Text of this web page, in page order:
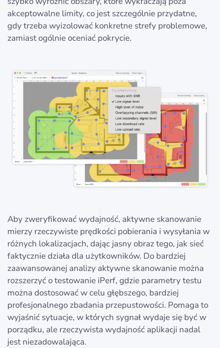
akceptowalne limity, co jest szczególnie przydatne,
gdy trzeba wyizolować konkretne strefy problemowe,
zamiast ogólnie oceniać pokrycie.
Aby zweryfikować wydajność, aktywne skanowanie
mierzy rzeczywiste prędkości pobierania i wysyłania w
różnych lokalizacjach, dając jasny obraz tego, jak sieć
faktycznie działa dla użytkowników. Do bardziej
zaawansowanej analizy aktywne skanowanie można
rozszerzyć o testowanie iPerf, gdzie parametry testu
można dostosować w celu głębszego, bardziej
profesjonalnego zbadania przepustowości. Pomaga to
wyjaśnić sytuacje, w których sygnał wydaje się być w
porządku, ale rzeczywista wydajność aplikacji nadal
jest niezadowalająca.